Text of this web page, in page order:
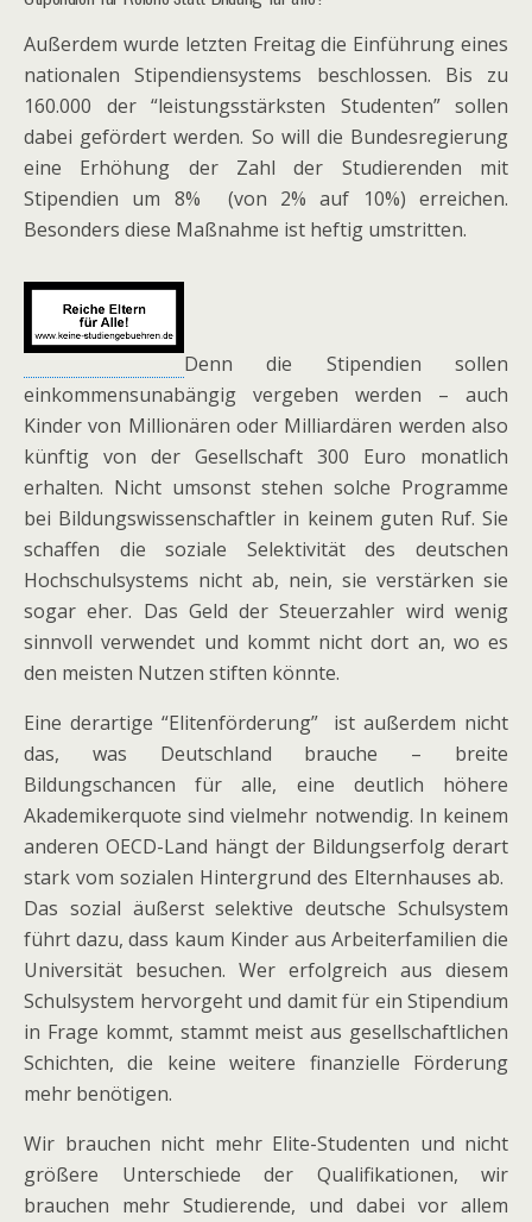
Außerdem wurde letzten Freitag die Einführung eines
nationalen Stipendiensystems beschlossen. Bis zu
160.000 der “leistungsstärksten Studenten” sollen
dabei gefördert werden. So will die Bundesregierung
eine Erhöhung der Zahl der Studierenden mit
Stipendien um 8% (von 2% auf 10%) erreichen.
Besonders diese Maßnahme ist heftig umstritten.
Denn die Stipendien sollen
einkommensunabängig vergeben werden – auch
Kinder von Millionären oder Milliardären werden also
künftig von der Gesellschaft 300 Euro monatlich
erhalten. Nicht umsonst stehen solche Programme
bei Bildungswissenschaftler in keinem guten Ruf. Sie
schaffen die soziale Selektivität des deutschen
Hochschulsystems nicht ab, nein, sie verstärken sie
sogar eher. Das Geld der Steuerzahler wird wenig
sinnvoll verwendet und kommt nicht dort an, wo es
den meisten Nutzen stiften könnte.
Eine derartige “Elitenförderung” ist außerdem nicht
das, was Deutschland brauche – breite
Bildungschancen für alle, eine deutlich höhere
Akademikerquote sind vielmehr notwendig. In keinem
anderen OECD-Land hängt der Bildungserfolg derart
stark vom sozialen Hintergrund des Elternhauses ab.
Das sozial äußerst selektive deutsche Schulsystem
führt dazu, dass kaum Kinder aus Arbeiterfamilien die
Universität besuchen. Wer erfolgreich aus diesem
Schulsystem hervorgeht und damit für ein Stipendium
in Frage kommt, stammt meist aus gesellschaftlichen
Schichten, die keine weitere finanzielle Förderung
mehr benötigen.
Wir brauchen nicht mehr Elite-Studenten und nicht
größere Unterschiede der Qualifikationen, wir
brauchen mehr Studierende, und dabei vor allem